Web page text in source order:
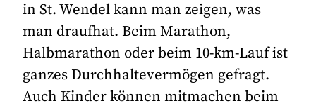
in St. Wendel kann man zeigen, was
man draufhat. Beim Marathon,
Halbmarathon oder beim 10-km-Lauf ist
ganzes Durchhaltevermögen gefragt.
Auch Kinder können mitmachen beim